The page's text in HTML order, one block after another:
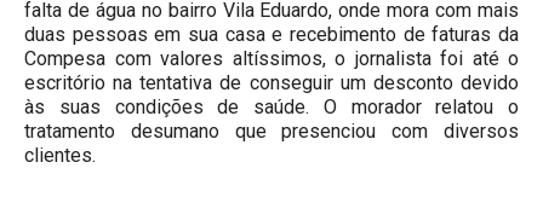
falta de água no bairro Vila Eduardo, onde mora com mais
duas pessoas em sua casa e recebimento de faturas da
Compesa com valores altíssimos, o jornalista foi até o
escritório na tentativa de conseguir um desconto devido
às suas condições de saúde. O morador relatou o
tratamento desumano que presenciou com diversos
clientes.